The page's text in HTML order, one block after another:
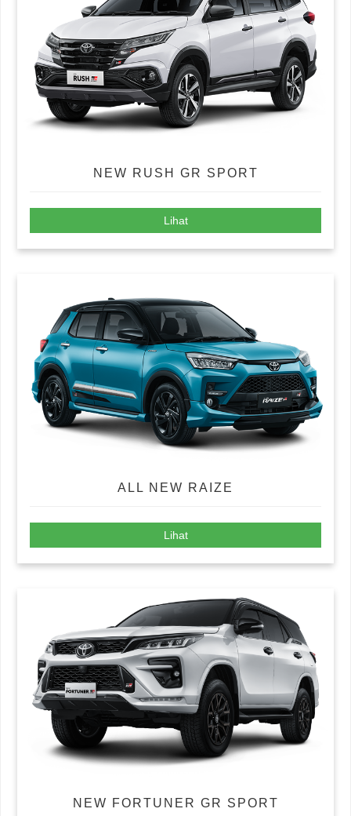
NEW RUSH GR SPORT
Lihat
ALL NEW RAIZE
Lihat
NEW FORTUNER GR SPORT